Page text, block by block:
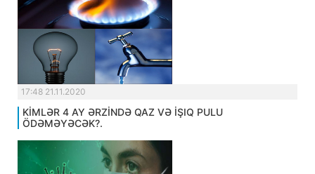
17:48 21.11.2020
KİMLƏR 4 AY ƏRZİNDƏ QAZ VƏ İŞIQ PULU
ÖDƏMƏYƏCƏK?.